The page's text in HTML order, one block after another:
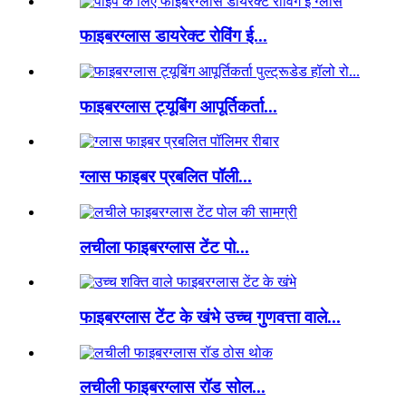
फाइबरग्लास डायरेक्ट रोविंग ई...
फाइबरग्लास ट्यूबिंग आपूर्तिकर्ता...
ग्लास फाइबर प्रबलित पॉली...
लचीला फाइबरग्लास टेंट पो...
फाइबरग्लास टेंट के खंभे उच्च गुणवत्ता वाले...
लचीली फाइबरग्लास रॉड सोल...